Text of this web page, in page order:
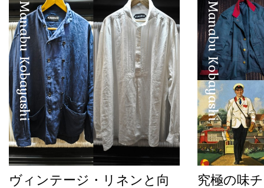
Manabu Kobayashi
ヴィンテージ・リネンと向
Manabu Kobayashi
究極の味